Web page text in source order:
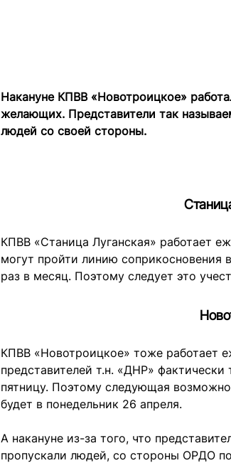
Накануне КПВВ «Новотроицкое»
желающих. Представители так
людей со своей стороны.
КПВВ «Станица Луганская» работает
могут пройти линию соприкосновения
раз в месяц. Поэтому следует это
КПВВ «Новотроицкое» тоже работает
представителей т.н. «ДНР»
пятницу. Поэтому следующая
будет в понедельник 26 апреля.
А накануне из-за того, что
пропускали людей, со стороны ОРДО